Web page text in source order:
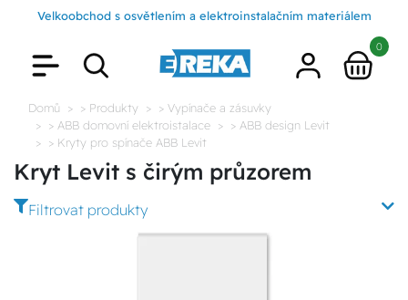
Velkoobchod s osvětlením a elektroinstalačním materiálem
0
Domů > Produkty
> Vypínače a zásuvky
> ABB domovní elektroistalace
> ABB design Levit
> Kryty pro spínače ABB Levit
Kryt Levit s čirým průzorem
Filtrovat produkty